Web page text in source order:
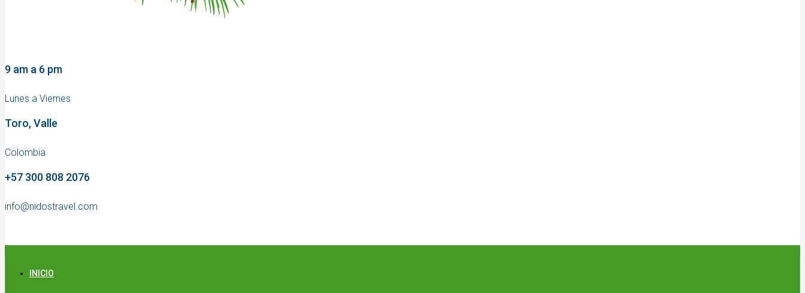
9 am a 6 pm
Lunes a Viernes
Toro, Valle
Colombia
+57 300 808 2076
info@nidostravel.com
INICIO